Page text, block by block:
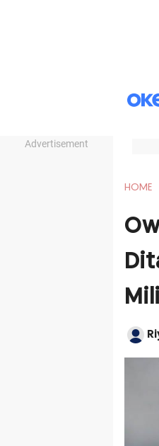
Advertisement
HOME